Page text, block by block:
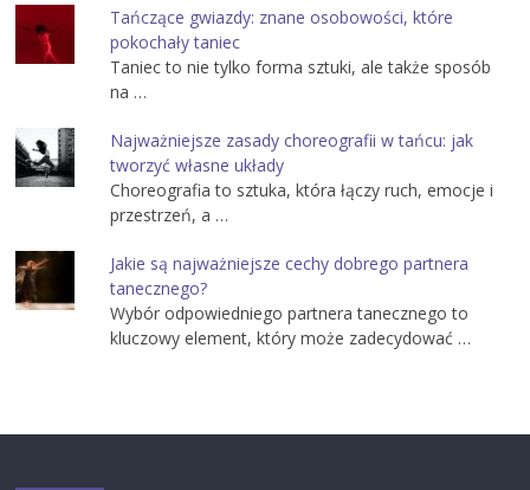
Tańczące gwiazdy: znane osobowości, które
pokochały taniec
Taniec to nie tylko forma sztuki, ale także sposób
na …
Najważniejsze zasady choreografii w tańcu: jak
tworzyć własne układy
Choreografia to sztuka, która łączy ruch, emocje i
przestrzeń, a …
Jakie są najważniejsze cechy dobrego partnera
tanecznego?
Wybór odpowiedniego partnera tanecznego to
kluczowy element, który może zadecydować …